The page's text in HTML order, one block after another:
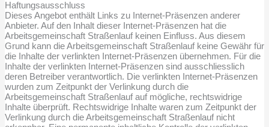
Haftungsausschluss
Dieses Angebot enthält Links zu Internet-Präsenzen anderer
Anbieter. Auf den Inhalt dieser Internet-Präsenzen hat die
Arbeitsgemeinschaft Straßenlauf keinen Einfluss. Aus diesem
Grund kann die Arbeitsgemeinschaft Straßenlauf keine Gewähr für
die Inhalte der verlinkten Internet-Präsenzen übernehmen. Für die
Inhalte der verlinkten Internet-Präsenzen sind ausschliesslich
deren Betreiber verantwortlich. Die verlinkten Internet-Präsenzen
wurden zum Zeitpunkt der Verlinkung durch die
Arbeitsgemeinschaft Straßenlauf auf mögliche, rechtswidrige
Inhalte überprüft. Rechtswidrige Inhalte waren zum Zeitpunkt der
Verlinkung durch die Arbeitsgemeinschaft Straßenlauf nicht